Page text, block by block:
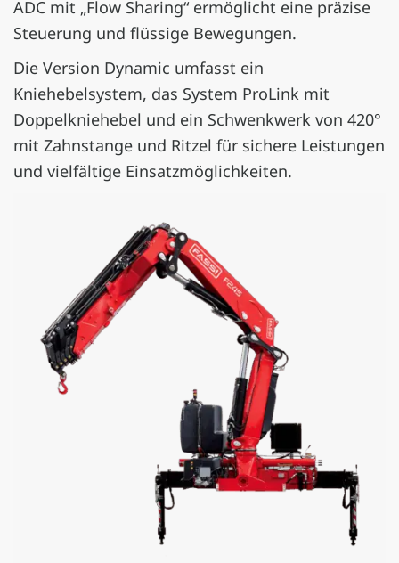
ADC mit „Flow Sharing“ ermöglicht eine präzise
Steuerung und flüssige Bewegungen.
Die Version Dynamic umfasst ein
Kniehebelsystem, das System ProLink mit
Doppelkniehebel und ein Schwenkwerk von 420°
mit Zahnstange und Ritzel für sichere Leistungen
und vielfältige Einsatzmöglichkeiten.